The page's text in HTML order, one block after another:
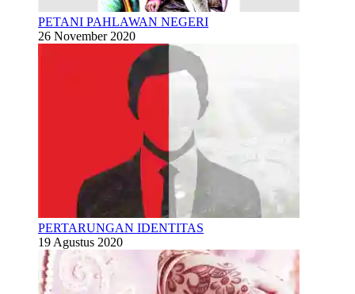
PETANI PAHLAWAN NEGERI
26 November 2020
PERTARUNGAN IDENTITAS
19 Agustus 2020